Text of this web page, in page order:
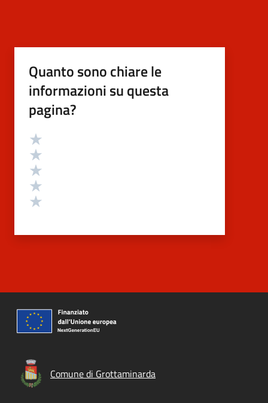
Quanto sono chiare le
informazioni su questa
pagina?
Valutazione
Comune di Grottaminarda